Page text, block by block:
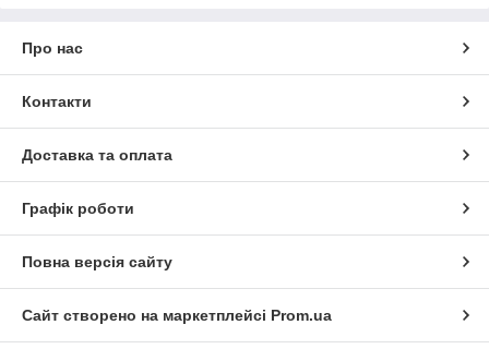
Про нас
Контакти
Доставка та оплата
Графік роботи
Повна версія сайту
Сайт створено на маркетплейсі Prom.ua